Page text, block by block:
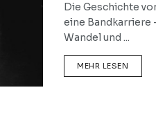
Die Geschichte
eine Bandkarriere
Wandel und ...
MEHR LESEN